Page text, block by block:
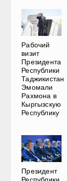
Рабочий
визит
Президента
Республики
Таджикистан
Эмомали
Рахмона в
Кыргызскую
Республику
Президент